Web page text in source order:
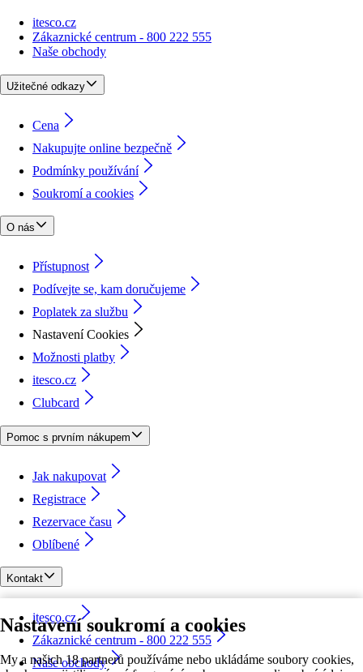
Nastavení soukromí a cookies
My a našich 18 partnerů používáme nebo ukládáme soubory cookies,
itesco.cz
Zákaznické centrum - 800 222 555
Naše obchody
Užitečné odkazy
Cena
Nakupujte online bezpečně
Podmínky používání
Soukromí a cookies
O nás
Přístupnost
Podívejte se, kam doručujeme
Poplatek za službu
Nastavení Cookies
Možnosti platby
itesco.cz
Clubcard
Pomoc s prvním nákupem
Jak nakupovat
Registrace
Rezervace času
Oblíbené
Kontakt
itesco.cz
Zákaznické centrum - 800 222 555
Naše obchody